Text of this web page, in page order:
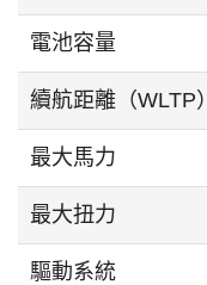
電池容量
續航距離（WLTP）
最大馬力
最大扭力
驅動系統